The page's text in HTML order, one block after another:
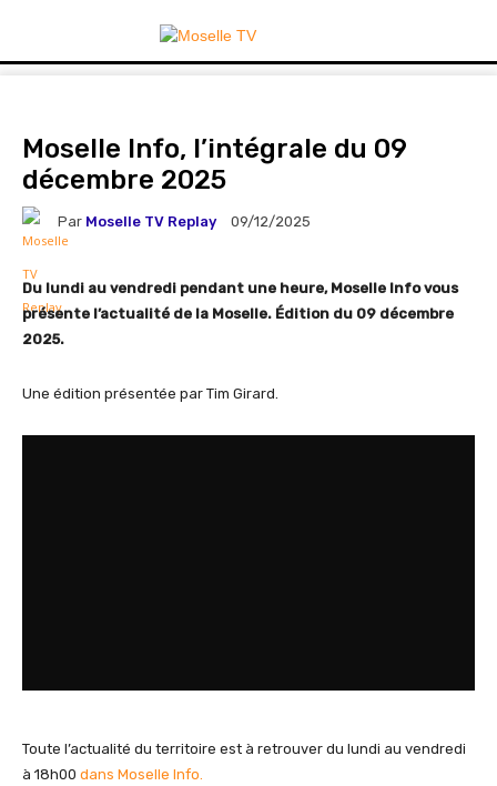
Moselle Info, l’intégrale du 09
décembre 2025
Par Moselle TV Replay 09/12/2025
Du lundi au vendredi pendant une heure, Moselle Info vous
présente l’actualité de la Moselle. Édition du 09 décembre
2025.
Une édition présentée par Tim Girard.
Toute l’actualité du territoire est à retrouver du lundi au vendredi
à 18h00 dans Moselle Info.